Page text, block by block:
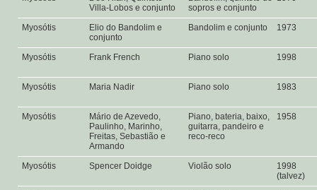
Villa-Lobos e conjunto
sopros e conjunto
Myosótis
Elio do Bandolim e
conjunto
Bandolim e conjunto 1973
Myosótis Frank French Piano solo 1998
Myosótis Maria Nadir Piano solo 1983
Myosótis
Mário de Azevedo,
Paulinho, Marinho,
Freitas, Sebastião e
Armando
Piano, bateria, baixo,
guitarra, pandeiro e
reco-reco
1958
Myosótis Spencer Doidge Violão solo
1998
(talvez)